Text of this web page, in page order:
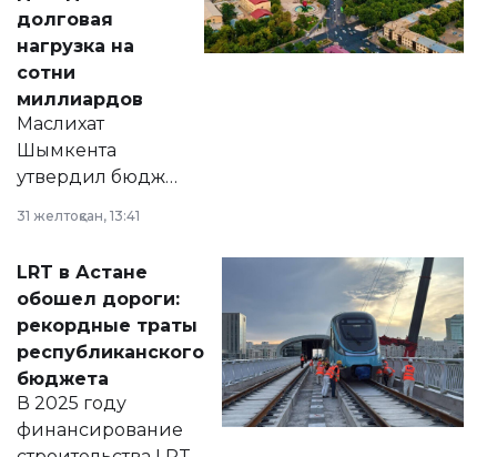
долговая
нагрузка на
сотни
миллиардов
Маслихат
Шымкента
утвердил бюджет
2028 годы.
документ
появился в базе
нормативных
правовых актов и
на сайте маслихат
города.
31 желтоқсан, 13:41
LRT в Астане
обошел дороги:
рекордные траты
республиканского
бюджета
В 2025 году
финансирование